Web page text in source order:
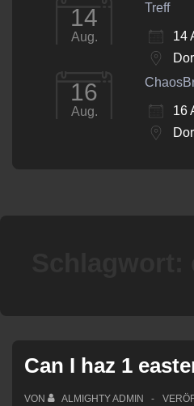
Can I haz 1
VON ALMIGHTY ADMIN
14
Aug.
Treff
14
16
Aug.
16